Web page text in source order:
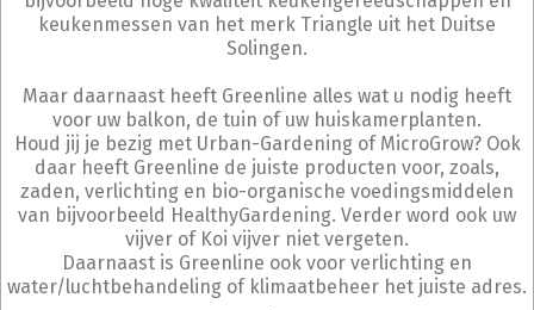
keukenmessen van het merk Triangle uit het Duitse
Solingen.
Maar daarnaast heeft Greenline alles wat u nodig heeft
voor uw balkon, de tuin of uw huiskamerplanten.
Houd jij je bezig met Urban-Gardening of MicroGrow? Ook
daar heeft Greenline de juiste producten voor, zoals,
zaden, verlichting en bio-organische voedingsmiddelen
van bijvoorbeeld HealthyGardening. Verder word ook uw
vijver of Koi vijver niet vergeten.
Daarnaast is Greenline ook voor verlichting en
water/luchtbehandeling of klimaatbeheer het juiste adres.